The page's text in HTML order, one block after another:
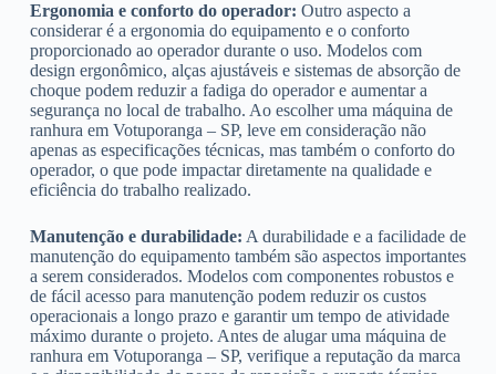
Ergonomia e conforto do operador: Outro aspecto a
considerar é a ergonomia do equipamento e o conforto
proporcionado ao operador durante o uso. Modelos com
design ergonômico, alças ajustáveis e sistemas de absorção de
choque podem reduzir a fadiga do operador e aumentar a
segurança no local de trabalho. Ao escolher uma máquina de
ranhura em Votuporanga – SP, leve em consideração não
apenas as especificações técnicas, mas também o conforto do
operador, o que pode impactar diretamente na qualidade e
eficiência do trabalho realizado.
Manutenção e durabilidade: A durabilidade e a facilidade de
manutenção do equipamento também são aspectos importantes
a serem considerados. Modelos com componentes robustos e
de fácil acesso para manutenção podem reduzir os custos
operacionais a longo prazo e garantir um tempo de atividade
máximo durante o projeto. Antes de alugar uma máquina de
ranhura em Votuporanga – SP, verifique a reputação da marca